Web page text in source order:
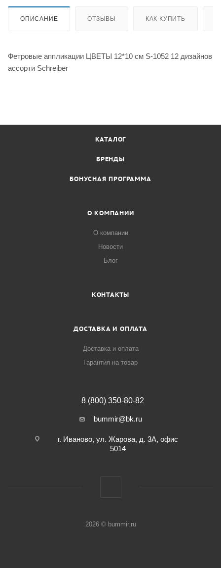
ОПИСАНИЕ ОТЗЫВЫ КАК КУПИТЬ
Фетровые аппликации ЦВЕТЫ 12*10 см S-1052 12 дизайнов
ассорти Schreiber
КАТАЛОГ
БРЕНДЫ
БОНУСНАЯ ПРОГРАММА
О КОМПАНИИ
О компании
Новости
Блог
КОНТАКТЫ
ДОСТАВКА И ОПЛАТА
Доставка и оплата
Гарантия на товар
8 (800) 350-80-82
bummir@bk.ru
г. Иваново, ул. Жарова, д. 3А, офис
5014
2026 © bummir.ru